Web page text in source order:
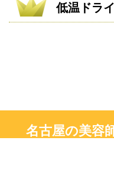
低温ドラ
名古屋の美容